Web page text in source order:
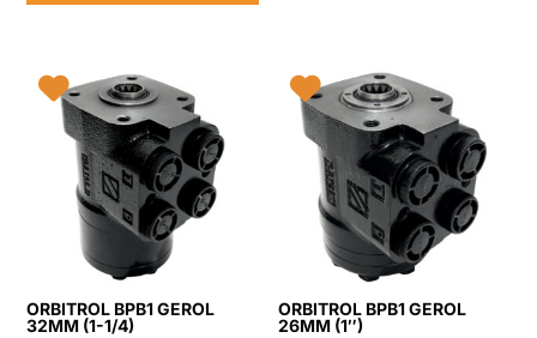
ORBITROL BPB1 GEROL
32MM (1-1/4)
ORBITROL BPB1 GEROL
26MM (1″)